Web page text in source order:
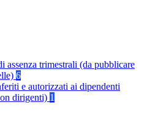
assenza trimestrali (da pubblicare
6
e autorizzati ai dipendenti
dirigenti) 1